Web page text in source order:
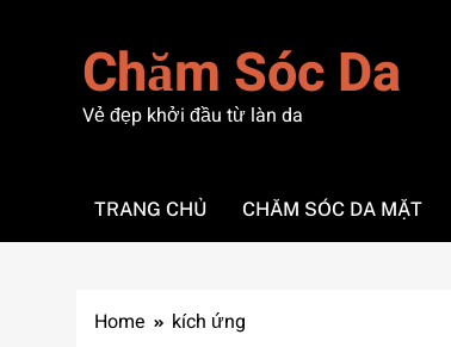
Chăm Sóc Da
Vẻ đẹp khởi đầu từ làn da
TRANG CHỦ CHĂM SÓC DA MẶT
Home kích ứng